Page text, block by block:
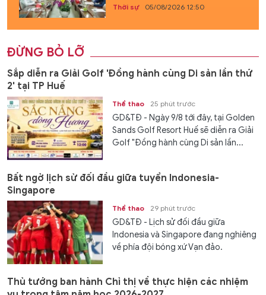
Thời sự 05/08/2026 12:50
ĐỪNG BỎ LỠ
Sắp diễn ra Giải Golf 'Đồng hành cùng Di sản lần thứ
2' tại TP Huế
Thể thao 25 phút trước
GD&TĐ - Ngày 9/8 tới đây, tại Golden
Sands Golf Resort Huế sẽ diễn ra Giải
Golf "Đồng hành cùng Di sản lần...
Bất ngờ lịch sử đối đầu giữa tuyển Indonesia-
Singapore
Thể thao 29 phút trước
GD&TĐ - Lịch sử đối đầu giữa
Indonesia và Singapore đang nghiêng
về phía đội bóng xứ Vạn đảo.
Thủ tướng ban hành Chỉ thị về thực hiện các nhiệm